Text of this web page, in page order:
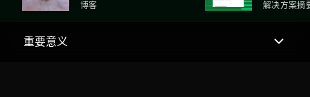
博客 解决方案摘